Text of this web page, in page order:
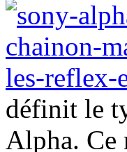
définit le
Alpha. Ce